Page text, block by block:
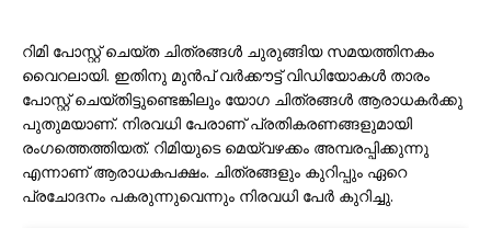
റിമി പോസ്റ്റ് ചെയ്ത ചിത്രങ്ങൾ ചുരുങ്ങിയ സമയത്തിനകം
വൈറലായി. ഇതിനു മുൻപ് വർക്കൗട്ട് വിഡിയോകൾ താരം
പോസ്റ്റ് ചെയ്തിട്ടുണ്ടെങ്കിലും യോഗ ചിത്രങ്ങൾ ആരാധകർക്കു
പുതുമയാണ്. നിരവധി പേരാണ് പ്രതികരണങ്ങളുമായി
രംഗത്തെത്തിയത്. റിമിയുടെ മെയ്‌വഴക്കം അമ്പരപ്പിക്കുന്നു
എന്നാണ് ആരാധകപക്ഷം. ചിത്രങ്ങളും കുറിപ്പും ഏറെ
പ്രചോദനം പകരുന്നുവെന്നും നിരവധി പേർ കുറിച്ചു.